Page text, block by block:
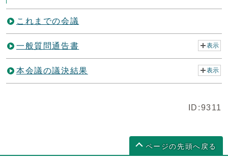
これまでの会議
一般質問通告書 表示
本会議の議決結果 表示
ID:9311
ページの先頭へ戻る